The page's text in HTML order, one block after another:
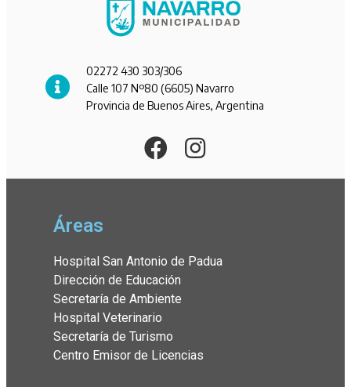
02272 430 303/306
Calle 107 Nº80 (6605) Navarro
Provincia de Buenos Aires, Argentina
Áreas
Hospital San Antonio de Padua
Dirección de Educación
Secretaría de Ambiente
Hospital Veterinario
Secretaría de Turismo
Centro Emisor de Licencias